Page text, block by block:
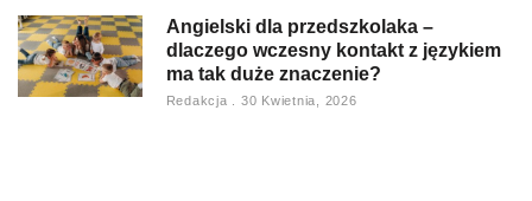
Angielski dla przedszkolaka –
dlaczego wczesny kontakt z językiem
ma tak duże znaczenie?
Redakcja 30 Kwietnia, 2026